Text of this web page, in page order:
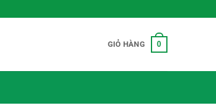
GIỎ HÀNG 0